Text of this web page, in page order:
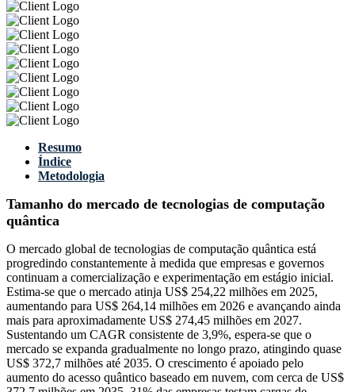
Resumo
Índice
Metodologia
Tamanho do mercado de tecnologias de computação
quântica
O mercado global de tecnologias de computação quântica está
progredindo constantemente à medida que empresas e governos
continuam a comercialização e experimentação em estágio inicial.
Estima-se que o mercado atinja US$ 254,22 milhões em 2025,
aumentando para US$ 264,14 milhões em 2026 e avançando ainda
mais para aproximadamente US$ 274,45 milhões em 2027.
Sustentando um CAGR consistente de 3,9%, espera-se que o
mercado se expanda gradualmente no longo prazo, atingindo quase
US$ 372,7 milhões até 2035. O crescimento é apoiado pelo
aumento do acesso quântico baseado em nuvem, com cerca de US$